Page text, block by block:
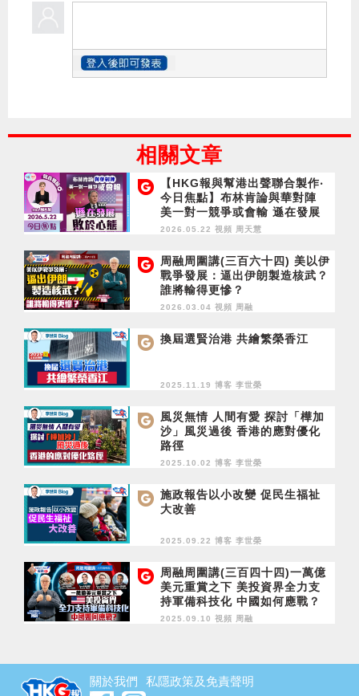
相關文章
【HKG報與幫港出聲聯合製作‧
今日焦點】布林肯論與華對陣
美一對一競爭或會輸 遜在發展
敗於心態
2026.05.22 視頻 周天慧
周融周圍講(三百六十四) 美以伊
戰爭發展：逼出伊朗製造核武？
誰將輸得更慘？
2026.03.04 視頻 周融
換屆選賢治港 共繪繁榮香江
2025.11.19 博客 李世榮
風災無情 人間有愛 探討「樺加
沙」風災過後 香港的應對優化
路徑
2025.10.02 博客 李世榮
施政報告以小改變 促民生福祉
大改善
2025.09.22 博客 李世榮
周融周圍講(三百四十四)一萬億
美元重賞之下 美投資界全力支
持軍備科技化 中國如何應戰？
2025.09.10 視頻 周融
關於我們 私隱政策及免責聲明